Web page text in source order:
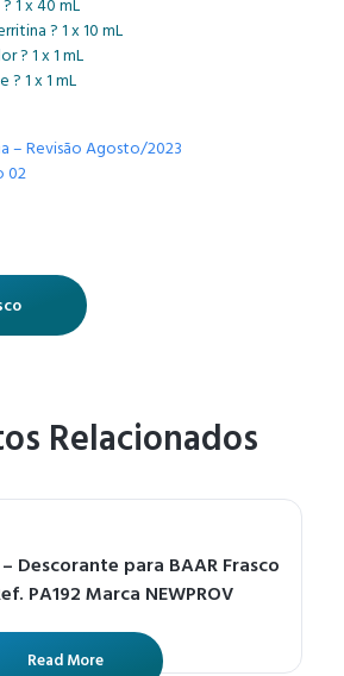
1 x 40 mL
? 1 x 10 mL
? 1 x 1 mL
1 x 1 mL
– Revisão Agosto/2023
02
Relacionados
Descorante para BAAR Frasco
PA192 Marca NEWPROV
Read More